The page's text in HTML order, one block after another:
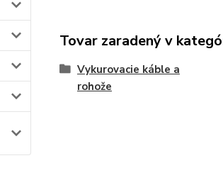
Tovar zaradený v
Vykurovacie káble a
rohože